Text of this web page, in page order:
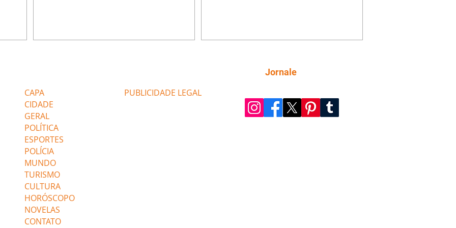
ajudar João Raul sem prejudicar a amiga.
Verônica e Noêmia perseguem Cadinho na
praia deserta. Dolores sugere que Roni peça
fugir da praia
CAPA
CIDADE
GERAL
POLÍTICA
ESPORTES
POLÍCIA
MUNDO
TURISMO
CULTURA
HORÓSCOPO
NOVELAS
CONTATO
PUBLICIDADE LEGAL
Jornale